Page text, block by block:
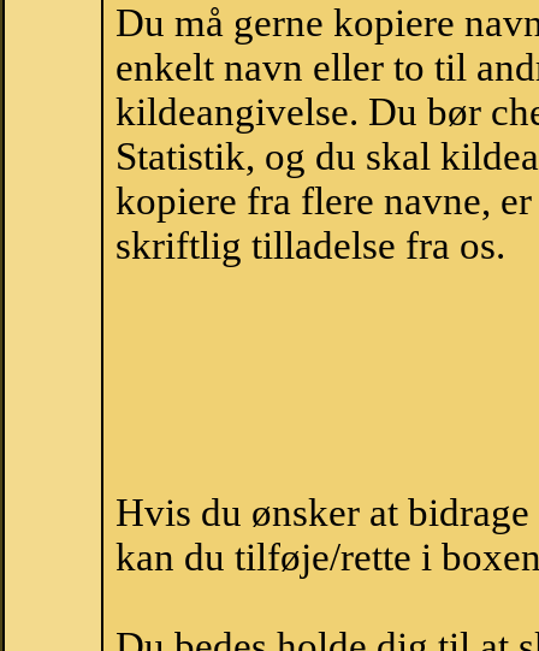
Du må gerne kopiere
enkelt navn eller to til
kildeangivelse. Du bør
Statistik, og du skal
kopiere fra flere navne,
skriftlig tilladelse fra os.
Hvis du ønsker at
kan du tilføje/rette i